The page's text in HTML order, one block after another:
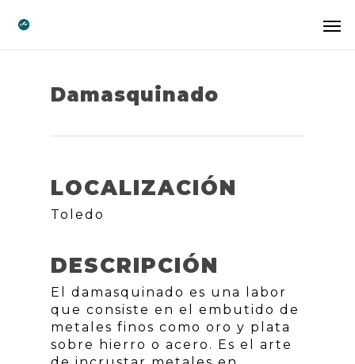
Damasquinado
LOCALIZACIÓN
Toledo
DESCRIPCIÓN
El damasquinado es una labor
que consiste en el embutido de
metales finos como oro y plata
sobre hierro o acero. Es el arte